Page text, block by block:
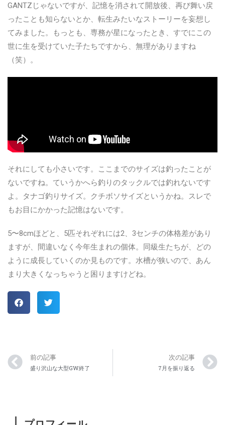
GANTZじゃないですが、記憶を消されて開放後、再び舞い戻
ったことも知らないとか、転生みたいなストーリーを妄想し
てみました。もっとも、専務が星になったとき、すでにこの
世に生を受けていた子たちですから、無理がありますね
（笑）。
それにしても小さいです。ここまでのサイズは釣ったことが
ないですね。ていうかへら釣りのタックルでは釣れないです
よ。タナゴ釣りサイズ。クチボソサイズというかね。スレで
もお目にかかった記憶はないです。
5〜8cmほどと、5匹それぞれには2、3センチの体格差があり
ますが、間違いなく今年生まれの個体。同級生たちが、どの
ように成長していくのか見ものです。水槽が狭いので、あん
まり大きくなっちゃうと困りますけどね。
前の記事
盛り沢山な大型GW終了
次の記事
7月を振り返る